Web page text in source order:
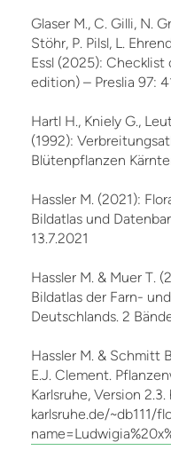
Glaser M., C. Gilli, N.
Stöhr, P. Pilsl, L.
Essl (2025):
edition) – Preslia 97:
Hartl H., Kniely G.,
(1992):
Blütenpflanzen
Hassler M. (2021):
Bildatlas und
13.7.2021
Hassler M. & Muer T.
Bildatlas der Farn-
Deutschlands. 2
Hassler M. & Schmitt
E.J. Clement.
Karlsruhe, Version
karlsruhe.de/~db111/